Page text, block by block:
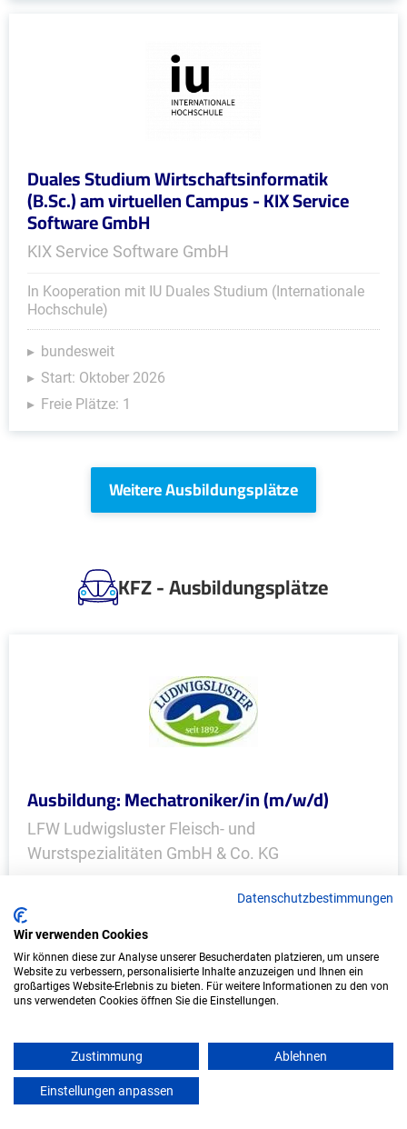
Duales Studium Wirtschaftsinformatik
(B.Sc.) am virtuellen Campus - KIX Service
Software GmbH
KIX Service Software GmbH
In Kooperation mit IU Duales Studium (Internationale
Hochschule)
bundesweit
Start: Oktober 2026
Freie Plätze: 1
Weitere Ausbildungsplätze
KFZ - Ausbildungsplätze
Ausbildung: Mechatroniker/in (m/w/d)
LFW Ludwigsluster Fleisch- und
Wurstspezialitäten GmbH & Co. KG
Freie Plätze: 1
Datenschutzbestimmungen
Wir verwenden Cookies
Wir können diese zur Analyse unserer Besucherdaten platzieren, um unsere
Website zu verbessern, personalisierte Inhalte anzuzeigen und Ihnen ein
großartiges Website-Erlebnis zu bieten. Für weitere Informationen zu den von
uns verwendeten Cookies öffnen Sie die Einstellungen.
Zustimmung Ablehnen
Einstellungen anpassen